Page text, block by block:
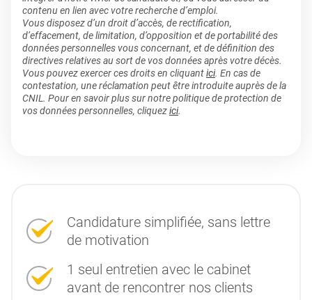
contenu en lien avec votre recherche d’emploi.
Vous disposez d’un droit d’accès, de rectification,
d’effacement, de limitation, d’opposition et de portabilité des
données personnelles vous concernant, et de définition des
directives relatives au sort de vos données après votre décès.
Vous pouvez exercer ces droits en cliquantici. En cas de
contestation, une réclamation peut être introduite auprès de la
CNIL. Pour en savoir plus sur notre politique de protection de
vos données personnelles, cliquezici.
Candidature simplifiée, sans lettre
de motivation
1 seul entretien avec le cabinet
avant de rencontrer nos clients